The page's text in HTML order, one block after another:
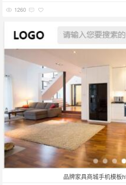
1260
品牌家具商城手机模板